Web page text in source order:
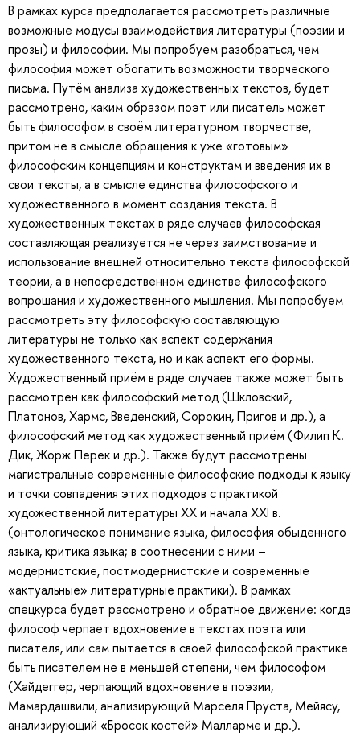
В рамках курса предполагается рассмотреть различные
возможные модусы взаимодействия литературы (поэзии и
прозы) и философии. Мы попробуем разобраться, чем
философия может обогатить возможности творческого
письма. Путём анализа художественных текстов, будет
рассмотрено, каким образом поэт или писатель может
быть философом в своём литературном творчестве,
притом не в смысле обращения к уже «готовым»
философским концепциям и конструктам и введения их в
свои тексты, а в смысле единства философского и
художественного в момент создания текста. В
художественных текстах в ряде случаев философская
составляющая реализуется не через заимствование и
использование внешней относительно текста философской
теории, а в непосредственном единстве философского
вопрошания и художественного мышления. Мы попробуем
рассмотреть эту философскую составляющую
литературы не только как аспект содержания
художественного текста, но и как аспект его формы.
Художественный приём в ряде случаев также может быть
рассмотрен как философский метод (Шкловский,
Платонов, Хармс, Введенский, Сорокин, Пригов и др.), а
философский метод как художественный приём (Филип К.
Дик, Жорж Перек и др.). Также будут рассмотрены
магистральные современные философские подходы к языку
и точки совпадения этих подходов с практикой
художественной литературы XX и начала XXI в.
(онтологическое понимание языка, философия обыденного
языка, критика языка; в соотнесении с ними –
модернистские, постмодернистские и современные
«актуальные» литературные практики). В рамках
спецкурса будет рассмотрено и обратное движение: когда
философ черпает вдохновение в текстах поэта или
писателя, или сам пытается в своей философской практике
быть писателем не в меньшей степени, чем философом
(Хайдеггер, черпающий вдохновение в поэзии,
Мамардашвили, анализирующий Марселя Пруста, Мейясу,
анализирующий «Бросок костей» Малларме и др.).